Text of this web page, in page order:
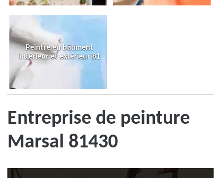
Peintre en bâtiment
intérieur et extérieur 81
Entreprise de peinture
Marsal 81430